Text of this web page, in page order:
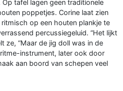
tafel lagen geen traditionele
poppetjes. Corine laat zien
op een houten plankje te
percussiegeluid. “Het lijkt
ze, “Maar de jig doll was in de
instrument, later ook door
aan boord van schepen veel